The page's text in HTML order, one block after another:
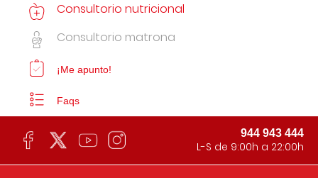
Consultorio nutricional
Consultorio matrona
¡Me apunto!
Faqs
944 943 444
L-S de 9:00h a 22:00h